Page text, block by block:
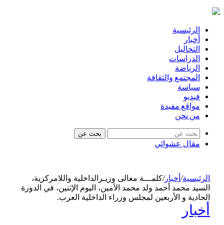
الرئيسية
أخبار
التحاليل
الدراسات
الرياضة
المجتمع والثقافة
سياسة
فيديو
مواقع مفيدة
من نحن
بحث عن
مقال عشوائي
الرئيسية/ أخبار/كلمـــة معالى وزيـرالداخلية واللامركزية،
السيد محمد أحمد ولد محمد الأمين، اليوم الإثنين، في الدورة
الحادية و الأربعين لمجلس وزراء الداخلية العرب.
أخبار